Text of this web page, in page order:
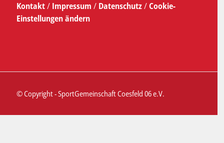
Kontakt/ Impressum / Datenschutz/Cookie-
Einstellungen ändern
© Copyright - SportGemeinschaft Coesfeld 06 e.V.